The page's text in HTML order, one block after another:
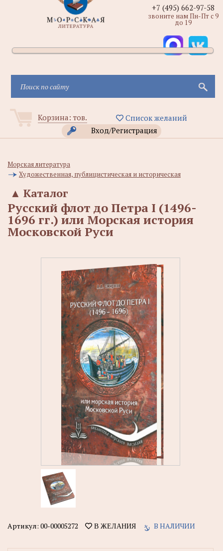
Корзина: тов.
Список желаний
Вход/Регистрация
+7 (495) 662-97-58
звоните нам Пн-Пт с 9
до 19
Морская литература
Художественная, публицистическая и историческая
Каталог
▲
Русский флот до Петра I (1496-
1696 гг.) или Морская история
Московской Руси
Артикул: 00-00005272 В ЖЕЛАНИЯ В НАЛИЧИИ